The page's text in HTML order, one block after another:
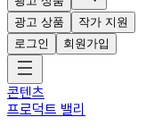
광고 상품
작가 지원
로그인
회원가입
콘텐츠
프로덕트 밸리